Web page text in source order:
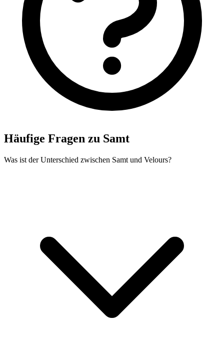
Häufige Fragen zu Samt
Was ist der Unterschied zwischen Samt und Velours?